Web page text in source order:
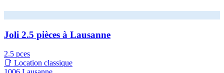
Joli 2.5 pièces à Lausanne
2.5 pces
📑 Location classique